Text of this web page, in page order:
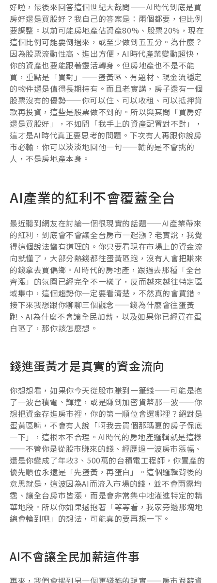
好啦，最後來回答這個世紀大哉問——AI時代到底是買
房好還是買股好？我自己的答案是：兩個都要，但比例
要調整。以前可能房地產佔資產80%、股票20%，現在
這個比例可能要倒過來，或至少做到五五分。為什麼？
因為股票流動性高、進出方便，AI時代產業變動超快，
你的資產也要能跟著靈活轉身。但房地產也不是不能
買，重點是「買對」——蛋黃區、有題材、現金流穩定
的物件還是值得長期持有。而且老實講，房子還有一個
股票沒有的優勢——你可以住、可以收租、可以抵押貸
款再投資，這些是股票做不到的。所以與其問「買房好
還是買股好」，不如問「我手上的資產配置對不對」，
這才是AI時代真正要思考的問題。下次有人再跟你說房
市必輸，你可以淡淡地回他一句——輸的是不會挑的
人，不是房地產本身。
AI產業的紅利不會覆蓋全台
最近聽到網友在討論一個很現實的話題——AI產業帶來
的紅利，到底會不會讓全台房市一起漲？老實說，我覺
得這個說法蠻有道理的。你只要看現在市場上的資金流
向就懂了，大部分熱錢都往蛋黃區跑，沒有人會把賺來
的錢拿去買偏鄉。AI時代的房地產，跟過去那種「全台
齊漲」的氛圍已經完全不一樣了，反而越來越往特定區
域集中，這個趨勢你一定要看清楚，不然真的會買錯。
接下來我想跟你聊聊三個觀念——錢為什麼會往蛋黃
跑、AI為什麼不會讓全民加薪，以及如果你已經買在蛋
白區了，那你該怎麼想。
錢進蛋黃才是真實的資金流向
你想想看，如果你今天從股市賺到一筆錢——可能是抱
了一波台積電、輝達，或是賺到加密貨幣那一波——你
想把資金存進房市裡，你的第一順位會選哪裡？絕對是
蛋黃區嘛，不會有人說「啊我去買個那瑪夏的房子保底
一下」，這根本不合理。AI時代的房地產邏輯就是這樣
——不管你是從股市賺來的錢、經歷過一波房市漲幅、
還是你變成了年收3、500萬的台積電工程師，你置產的
優先順位永遠是「先蛋黃，再蛋白」。這個邏輯背後的
意思就是，這波因為AI而流入市場的錢，並不會雨露均
霑、讓全台房市皆漲，而是會非常集中地灌進特定的精
華地段。所以你如果還抱著「等等看，我家旁邊那塊地
總會輪到吧」的想法，可能真的要再想一下。
AI不會讓全民加薪這件事
再來，我們會遇到另一個更殘酷的現實——房市跟薪資